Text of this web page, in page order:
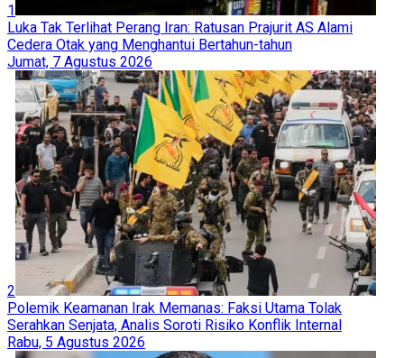
1
Luka Tak Terlihat Perang Iran: Ratusan Prajurit AS Alami
Cedera Otak yang Menghantui Bertahun-tahun
Jumat, 7 Agustus 2026
2
Polemik Keamanan Irak Memanas: Faksi Utama Tolak
Serahkan Senjata, Analis Soroti Risiko Konflik Internal
Rabu, 5 Agustus 2026